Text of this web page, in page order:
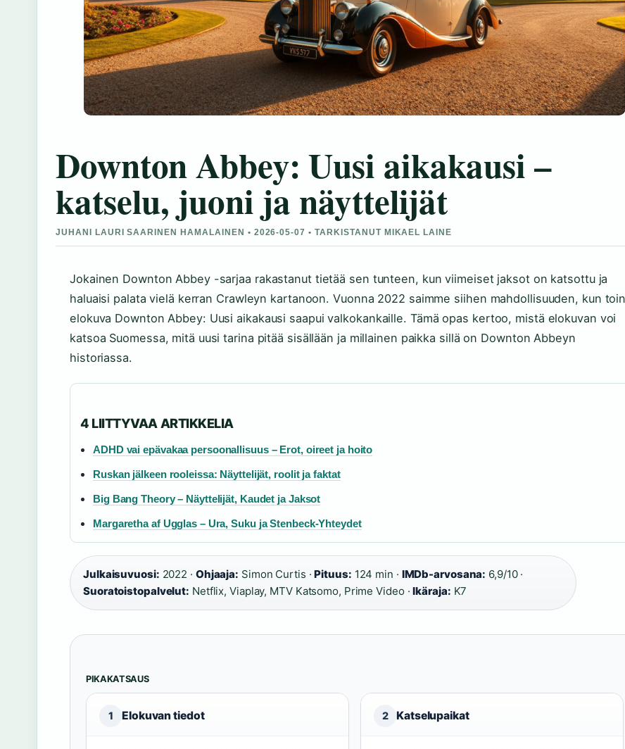
Downton Abbey: Uusi aikakausi –
katselu, juoni ja näyttelijät
JUHANI LAURI SAARINEN HAMALAINEN • 2026-05-07 • TARKISTANUT MIKAEL LAINE
Jokainen Downton Abbey -sarjaa rakastanut tietää sen tunteen, kun viimeiset jaksot on katsottu ja
haluaisi palata vielä kerran Crawleyn kartanoon. Vuonna 2022 saimme siihen mahdollisuuden, kun
elokuva Downton Abbey: Uusi aikakausi saapui valkokankaille. Tämä opas kertoo, mistä elokuvan voi
katsoa Suomessa, mitä uusi tarina pitää sisällään ja millainen paikka sillä on Downton Abbeyn
historiassa.
4 LIITTYVAA ARTIKKELIA
ADHD vai epävakaa persoonallisuus – Erot, oireet ja hoito
Ruskan jälkeen rooleissa: Näyttelijät, roolit ja faktat
Big Bang Theory – Näyttelijät, Kaudet ja Jaksot
Margaretha af Ugglas – Ura, Suku ja Stenbeck-Yhteydet
Julkaisuvuosi: 2022 · Ohjaaja: Simon Curtis ·Pituus: 124 min · IMDb-arvosana: 6,9/10 ·
Suoratoistopalvelut: Netflix, Viaplay, MTV Katsomo, Prime Video ·Ikäraja: K7
PIKAKATSAUS
1 Elokuvan tiedot 2 Katselupaikat